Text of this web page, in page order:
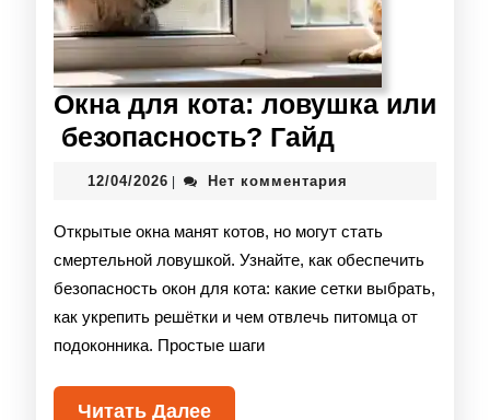
Окна для кота: ловушка или
безопасность? Гайд
12/04/2026 Нет комментария
Открытые окна манят котов, но могут стать
смертельной ловушкой. Узнайте, как обеспечить
безопасность окон для кота: какие сетки выбрать,
как укрепить решётки и чем отвлечь питомца от
подоконника. Простые шаги
Читать Далее